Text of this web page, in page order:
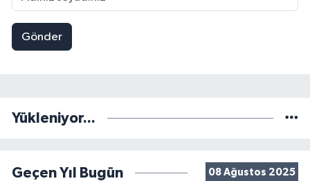
Gönder
Yükleniyor...
Geçen Yıl Bugün 08 Ağustos 2025